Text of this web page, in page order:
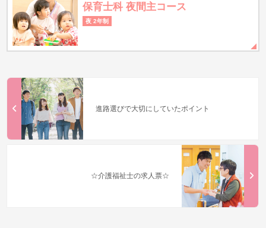
保育士科 夜間主コース
夜 2年制
進路選びで大切にしていたポイント
☆介護福祉士の求人票☆